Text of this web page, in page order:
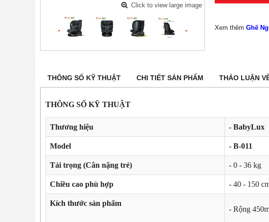
Click to view large image
Xem thêm Ghế
THÔNG SỐ KỸ THUẬT CHI TIẾT SẢN PHẨM THẢO LUẬN
THÔNG SỐ KỸ THUẬT
Thương hiệu - BabyLux
Model - B-011
Tải trọng (Cân nặng trẻ) - 0 - 36 kg
Chiều cao phù hợp - 40 - 150
Kích thước sản phẩm
- Rộng